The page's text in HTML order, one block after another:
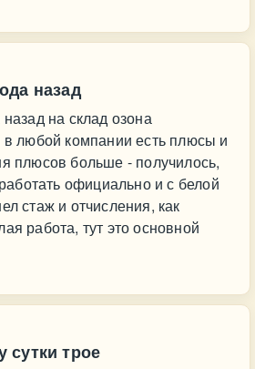
назад
на склад озона
любой компании есть плюсы и
плюсов больше - получилось,
официально и с белой
стаж и отчисления, как
работа, тут это основной
сутки трое